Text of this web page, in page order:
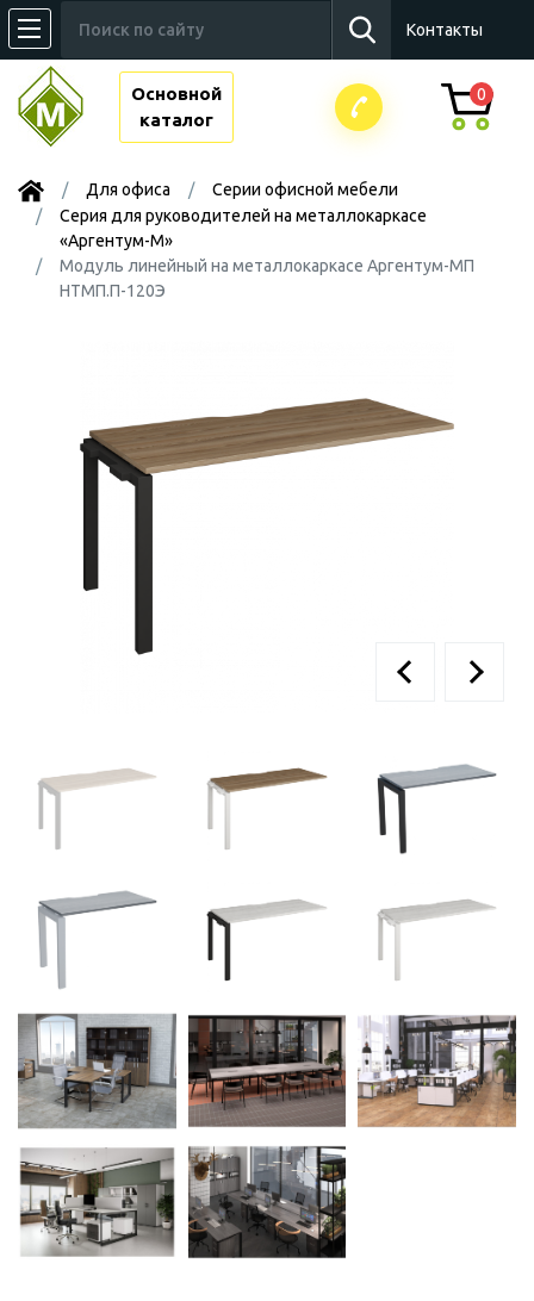
Контакты
Основной
каталог
0
Для офиса
Серии офисной мебели
Серия для руководителей на металлокаркасе
«Аргентум-М»
Модуль линейный на металлокаркасе Аргентум-МП
НТМП.П-120Э